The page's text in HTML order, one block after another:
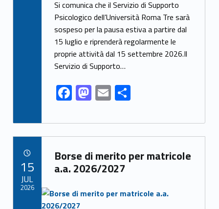
ac
e
b
o
o
k
as
to
d
o
n
m
ai
l
h
ar
e
Si comunica che il Servizio di Supporto
Psicologico dell’Università Roma Tre sarà
sospeso per la pausa estiva a partire dal
15 luglio e riprenderà regolarmente le
proprie attività dal 15 settembre 2026.Il
Servizio di Supporto…
F
ac
e
b
o
o
k
M
as
to
d
o
n
E
m
ai
l
S
ar
e
Link identifier archive #link-archive-132
Borse di merito per matricole
a.a. 2026/2027
Link identifier archive #link-archive-thumb-soap-18650
15
JUL
2026